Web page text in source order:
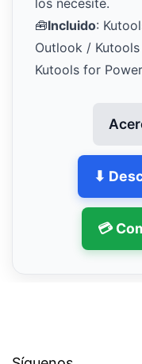
los necesite.
🧰Incluido:
Outlook /
Kutools for
⬇
💳